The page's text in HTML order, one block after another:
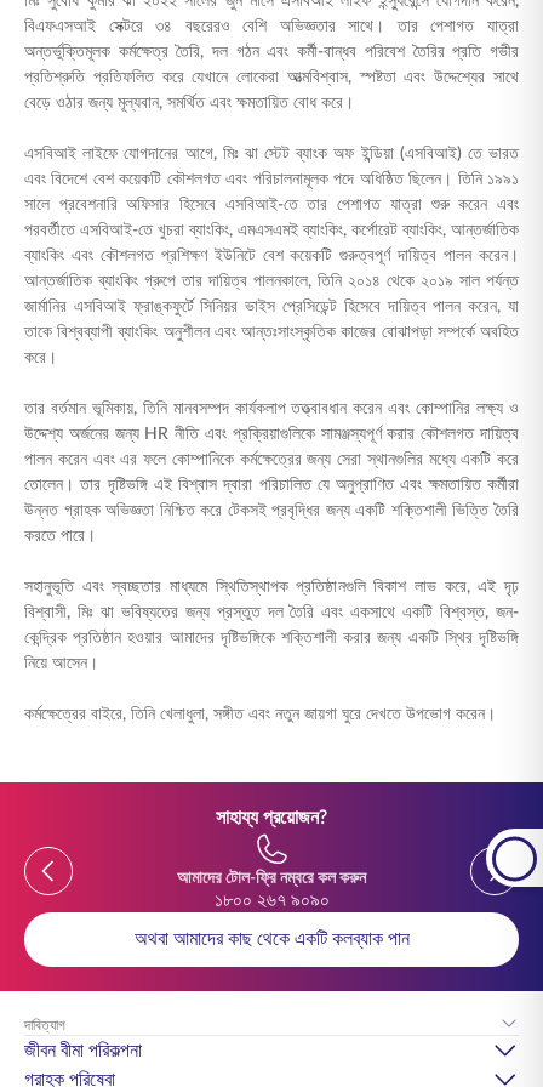
ENGLISH
অনলাইনে কিনুন প্রিমিয়াম পরিশোধ করুন
বিএফএসআই সেক্টরে ৩৪ বছরেরও বেশি অভিজ্ঞতার সাথে। তার পেশাগত যাত্রা
অন্তর্ভুক্তিমূলক কর্মক্ষেত্র তৈরি, দল গঠন এবং কর্মী-বান্ধব পরিবেশ তৈরির প্রতি গভীর
প্রতিশ্রুতি প্রতিফলিত করে যেখানে লোকেরা আত্মবিশ্বাস, স্পষ্টতা এবং উদ্দেশ্যের সাথে
বেড়ে ওঠার জন্য মূল্যবান, সমর্থিত এবং ক্ষমতায়িত বোধ করে।
এসবিআই লাইফে যোগদানের আগে, মিঃ ঝা স্টেট ব্যাংক অফ ইন্ডিয়া (এসবিআই) তে ভারত
এবং বিদেশে বেশ কয়েকটি কৌশলগত এবং পরিচালনামূলক পদে অধিষ্ঠিত ছিলেন। তিনি ১৯৯১
সালে প্রবেশনারি অফিসার হিসেবে এসবিআই-তে তার পেশাগত যাত্রা শুরু করেন এবং
পরবর্তীতে এসবিআই-তে খুচরা ব্যাংকিং, এমএসএমই ব্যাংকিং, কর্পোরেট ব্যাংকিং, আন্তর্জাতিক
ব্যাংকিং এবং কৌশলগত প্রশিক্ষণ ইউনিটে বেশ কয়েকটি গুরুত্বপূর্ণ দায়িত্ব পালন করেন।
আন্তর্জাতিক ব্যাংকিং গ্রুপে তার দায়িত্ব পালনকালে, তিনি ২০১৪ থেকে ২০১৯ সাল পর্যন্ত
জার্মানির এসবিআই ফ্রাঙ্কফুর্টে সিনিয়র ভাইস প্রেসিডেন্ট হিসেবে দায়িত্ব পালন করেন, যা
তাকে বিশ্বব্যাপী ব্যাংকিং অনুশীলন এবং আন্তঃসাংস্কৃতিক কাজের বোঝাপড়া সম্পর্কে অবহিত
করে।
তার বর্তমান ভূমিকায়, তিনি মানবসম্পদ কার্যকলাপ তত্ত্বাবধান করেন এবং কোম্পানির লক্ষ্য ও
উদ্দেশ্য অর্জনের জন্য HR নীতি এবং প্রক্রিয়াগুলিকে সামঞ্জস্যপূর্ণ করার কৌশলগত দায়িত্ব
পালন করেন এবং এর ফলে কোম্পানিকে কর্মক্ষেত্রের জন্য সেরা স্থানগুলির মধ্যে একটি করে
তোলেন। তার দৃষ্টিভঙ্গি এই বিশ্বাস দ্বারা পরিচালিত যে অনুপ্রাণিত এবং ক্ষমতায়িত কর্মীরা
উন্নত গ্রাহক অভিজ্ঞতা নিশ্চিত করে টেকসই প্রবৃদ্ধির জন্য একটি শক্তিশালী ভিত্তি তৈরি
করতে পারে।
সহানুভূতি এবং স্বচ্ছতার মাধ্যমে স্থিতিস্থাপক প্রতিষ্ঠানগুলি বিকাশ লাভ করে, এই দৃঢ়
বিশ্বাসী, মিঃ ঝা ভবিষ্যতের জন্য প্রস্তুত দল তৈরি এবং একসাথে একটি বিশ্বস্ত, জন-
কেন্দ্রিক প্রতিষ্ঠান হওয়ার আমাদের দৃষ্টিভঙ্গিকে শক্তিশালী করার জন্য একটি স্থির দৃষ্টিভঙ্গি
নিয়ে আসেন।
কর্মক্ষেত্রের বাইরে, তিনি খেলাধুলা, সঙ্গীত এবং নতুন জায়গা ঘুরে দেখতে উপভোগ করেন।
সাহায্য প্রয়োজন?
Previous
আমাদের টোল-ফ্রি নম্বরে কল করুন
১৮০০ ২৬৭ ৯০৯০
Previous
অথবা আমাদের কাছ থেকে একটি কলব্যাক পান
দাবিত্যাগ
জীবন বীমা পরিকল্পনা
গ্রাহক পরিষেবা